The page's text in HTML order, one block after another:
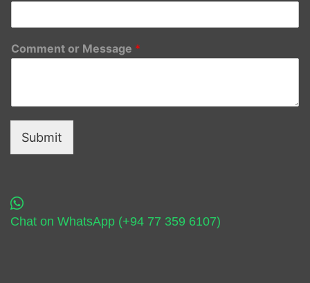
Comment or Message *
Submit
Chat on WhatsApp (+94 77 359 6107)